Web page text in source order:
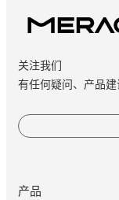
关注我们
有任何疑问、产品
产品